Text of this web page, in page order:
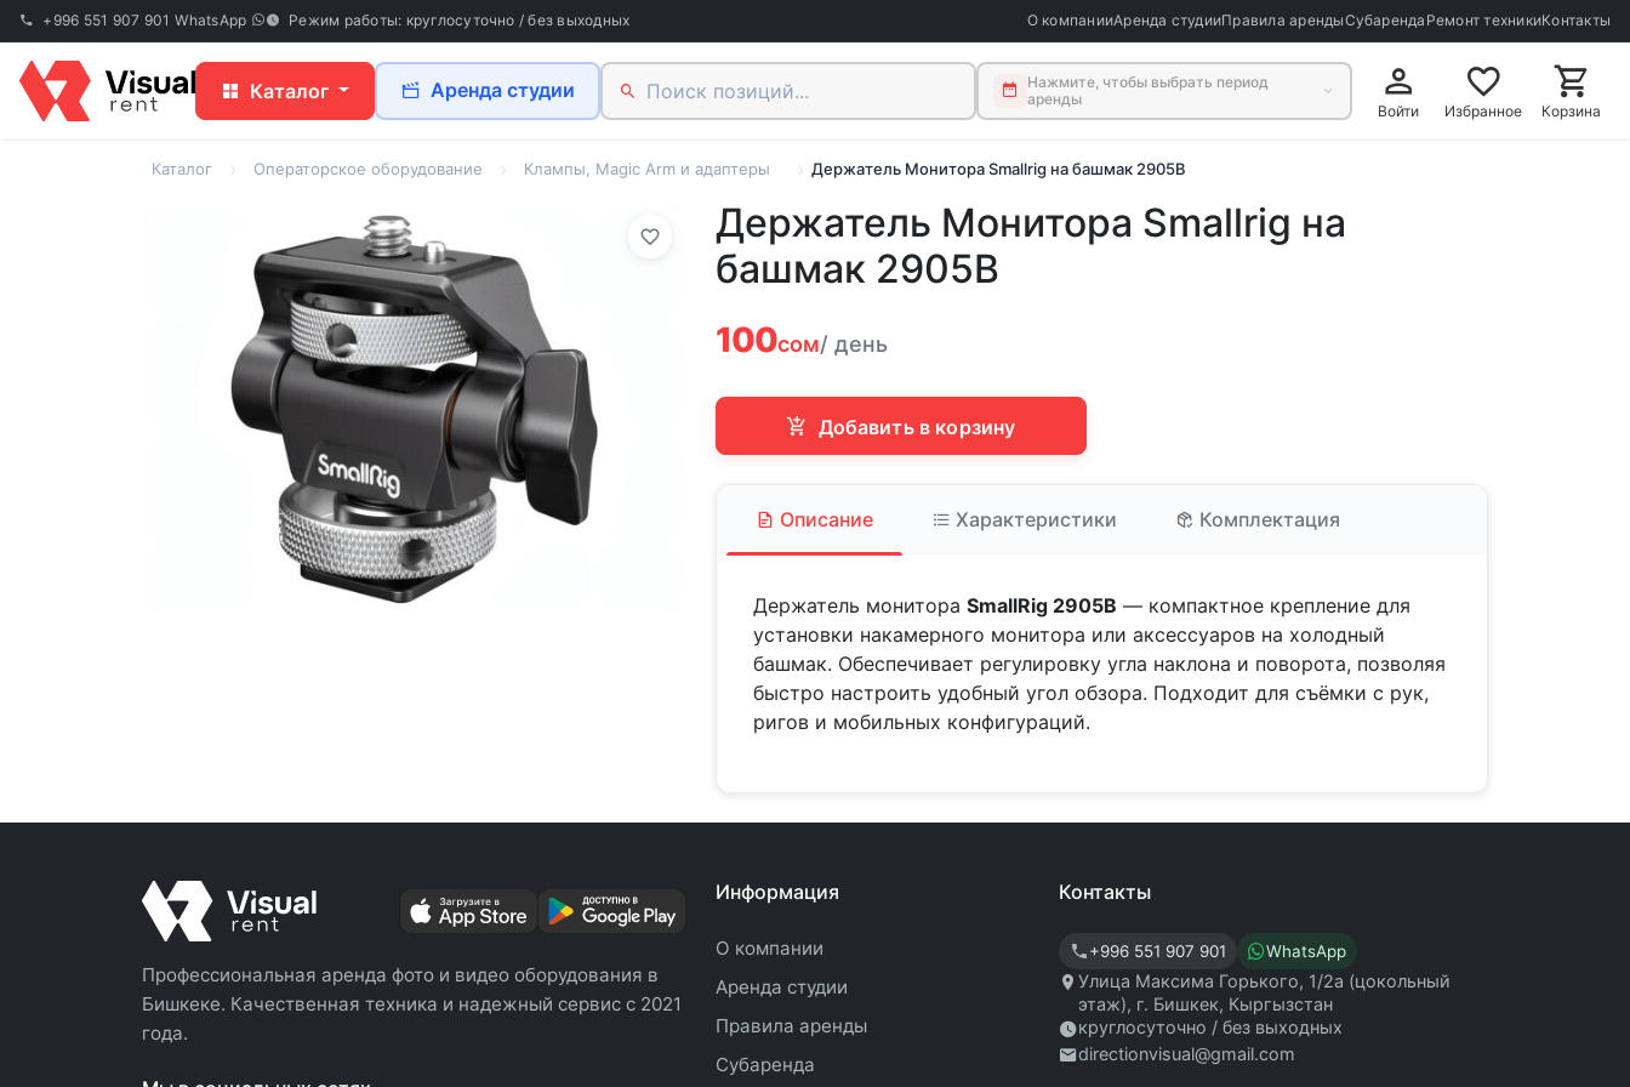
+996 551 907 901 WhatsApp Режим работы: круглосуточно / без выходных О компанииАренда студииПравила арендыСубаренда Ремонт техникиКонтакты
Каталог Аренда студии
Нажмите, чтобы выбрать период
аренды
Войти Избранное Корзина
Каталог Операторское оборудование Клампы, Magic Arm и адаптеры Держатель Монитора Smallrig на башмак 2905B
Держатель Монитора Smallrig на
башмак 2905B
100сом/ день
Добавить в корзину
Описание Характеристики Комплектация
Держатель монитора SmallRig 2905B — компактное крепление для
установки накамерного монитора или аксессуаров на холодный
башмак. Обеспечивает регулировку угла наклона и поворота, позволяя
быстро настроить удобный угол обзора. Подходит для съёмки с рук,
ригов и мобильных конфигураций.
Профессиональная аренда фото и видео оборудования в
Бишкеке. Качественная техника и надежный сервис с 2021
года.
Информация
О компании
Аренда студии
Правила аренды
Субаренда
Контакты
+996 551 907 901 WhatsApp
Улица Максима Горького, 1/2а (цокольный
этаж), г. Бишкек, Кыргызстан
круглосуточно / без выходных
directionvisual@gmail.com